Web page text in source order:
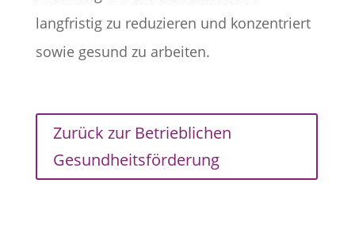
langfristig zu reduzieren und konzentriert
sowie gesund zu arbeiten.
Zurück zur Betrieblichen
Gesundheitsförderung